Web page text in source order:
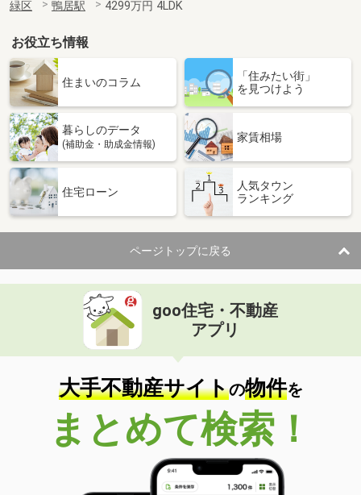
緑区
鴨居駅 4299万円 4LDK
お役立ち情報
住まいのコラム
「住みたい街」
を見つけよう
暮らしのデータ
(補助金・助成金情報)
家賃相場
住宅ローン
人気タウン
ランキング
ページトップに戻る
goo住宅・不動産
アプリ
大手不動産サイトの物件を
まとめて検索！